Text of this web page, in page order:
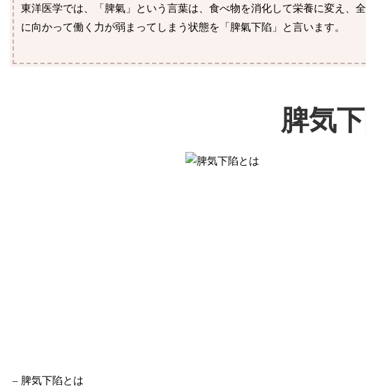
東洋医学では、「脾氣」という言葉は、食べ物を消化して栄養に変え、
に向かって働く力が弱まってしまう状態を「脾氣下陷」と言います。
脾気
– 脾気下陷とは